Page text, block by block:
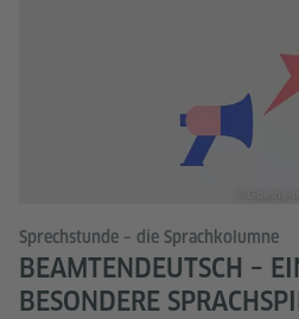
Sprechstunde – die Sprachkolumne
BEAMTENDEUTSCH –
BESONDERE